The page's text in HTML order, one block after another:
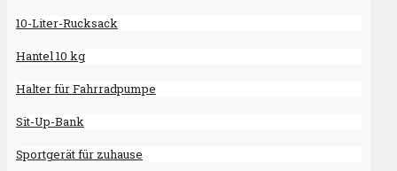
10-Liter-Rucksack
Hantel 10 kg
Halter für Fahrradpumpe
Sit-Up-Bank
Sportgerät für zuhause